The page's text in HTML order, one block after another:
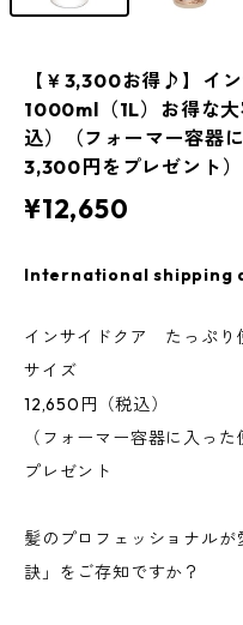
【￥3,300お得♪】イ
1000ml（1L）お得な
込）（フォーマー容器
3,300円をプレゼント）
¥12,650
International shipping
インサイドクア たっぷり
サイズ
12,650円（税込）
（フォーマー容器に入っ
プレゼント
髪のプロフェッショナル
訣」をご存知ですか？